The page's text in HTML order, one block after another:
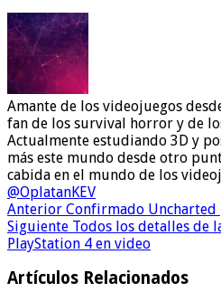
Amante de los videojuegos
fan de los survival horror y de
Actualmente estudiando 3D y
más este mundo desde otro
cabida en el mundo de los
@OplatanKEV
Anterior Confirmado Uncharted
Siguiente Todos los detalles de
PlayStation 4 en video
Artículos Relacionados